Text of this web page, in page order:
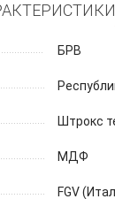
БРВ
Штрокс
МДФ
FGV